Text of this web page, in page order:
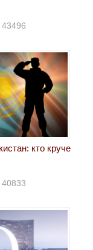
43496
кто круче
40833